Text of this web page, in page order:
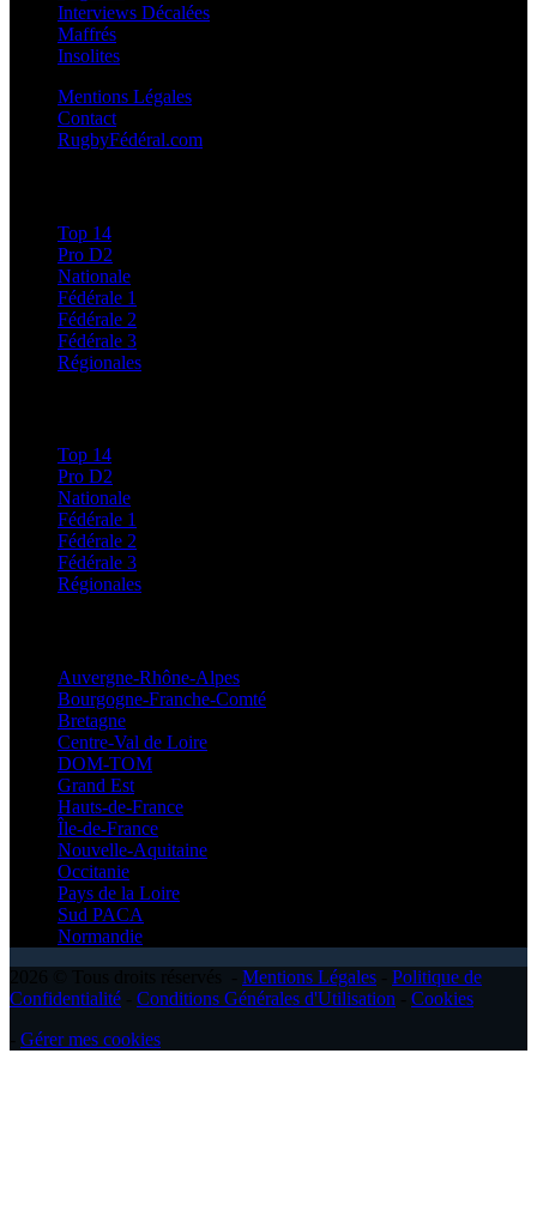
Interviews Décalées
Maffrés
Insolites
Mentions Légales
Contact
RugbyFédéral.com
Top 14
Pro D2
Nationale
Fédérale 1
Fédérale 2
Fédérale 3
Régionales
Top 14
Pro D2
Nationale
Fédérale 1
Fédérale 2
Fédérale 3
Régionales
Auvergne-Rhône-Alpes
Bourgogne-Franche-Comté
Bretagne
Centre-Val de Loire
DOM-TOM
Grand Est
Hauts-de-France
Île-de-France
Nouvelle-Aquitaine
Occitanie
Pays de la Loire
Sud PACA
Normandie
Mentions Légales
Politique de
Confidentialité
Conditions Générales d'Utilisation
Cookies
Gérer mes cookies